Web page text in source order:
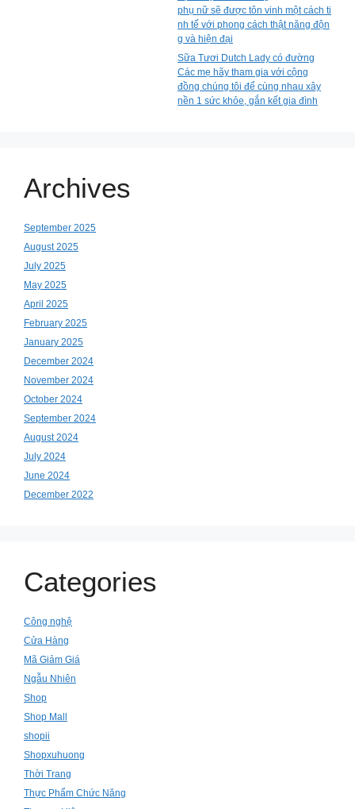
phụ nữ sẽ được tôn vinh một cách ti
nh tế với phong cách thật năng độn
g và hiện đại
Sữa Tươi Dutch Lady có đường
Các mẹ hãy tham gia với cộng
đồng chúng tôi để cùng nhau xây
nền 1 sức khỏe, gắn kết gia đình
Archives
September 2025
August 2025
July 2025
May 2025
April 2025
February 2025
January 2025
December 2024
November 2024
October 2024
September 2024
August 2024
July 2024
June 2024
December 2022
Categories
Công nghệ
Cửa Hàng
Mã Giảm Giá
Ngẫu Nhiên
Shop
Shop Mall
shopii
Shopxuhuong
Thời Trang
Thực Phẩm Chức Năng